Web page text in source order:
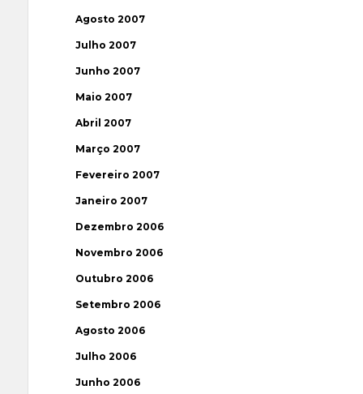
Agosto 2007
Julho 2007
Junho 2007
Maio 2007
Abril 2007
Março 2007
Fevereiro 2007
Janeiro 2007
Dezembro 2006
Novembro 2006
Outubro 2006
Setembro 2006
Agosto 2006
Julho 2006
Junho 2006